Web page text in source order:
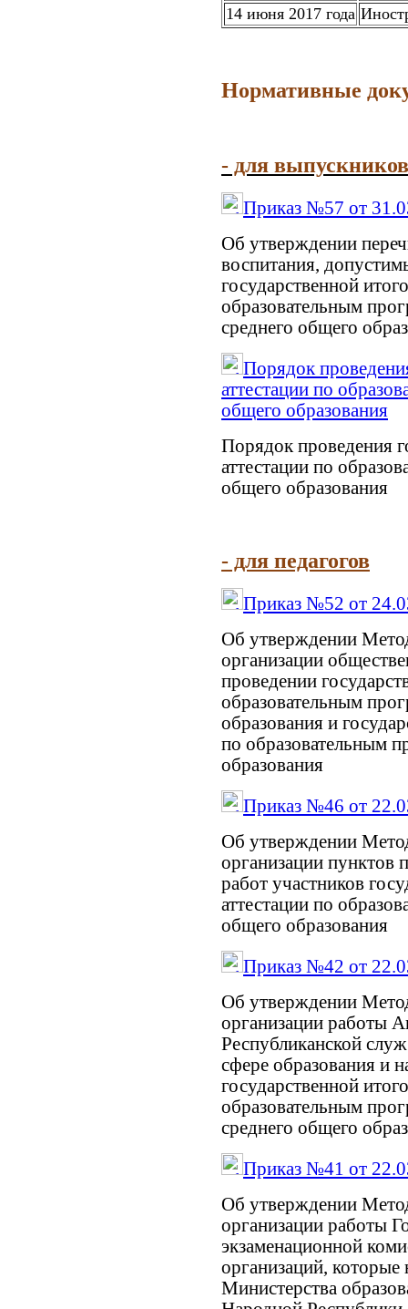
14 июня 2017 года
Нормативные
- для выпускников
Приказ №57 от
Об утверждении
воспитания,
государственной
образовательным
среднего общего
Порядок
аттестации по
общего образования
Порядок проведения
аттестации по
общего образования
- для педагогов
Приказ №52 от
Об утверждении
организации
проведении
образовательным
образования и
по образовательным
образования
Приказ №46 от
Об утверждении
организации пунктов
работ участников
аттестации по
общего образования
Приказ №42 от
Об утверждении
организации работы
Республиканской
сфере образования и
государственной
образовательным
среднего общего
Приказ №41 от
Об утверждении
организации работы
экзаменационной
организаций,
Министерства